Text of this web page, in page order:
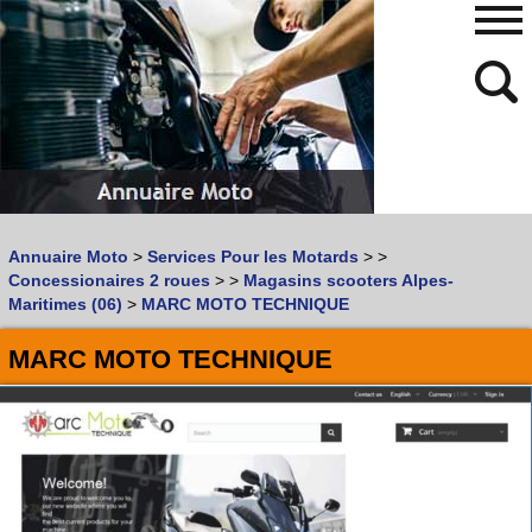
Vous recherchez un garage MOTOouSCOOTER
Quoi :
Où :
Retrouvez dans votre VILLE
les bonnes adresses de L'ANNUAIRE MOTO & SCOOTER
480
768
Annuaire Moto > Services Pour les Motards > >
Concessionaires 2 roues > > Magasins scooters Alpes-
Maritimes (06) > MARC MOTO TECHNIQUE
MARC MOTO TECHNIQUE